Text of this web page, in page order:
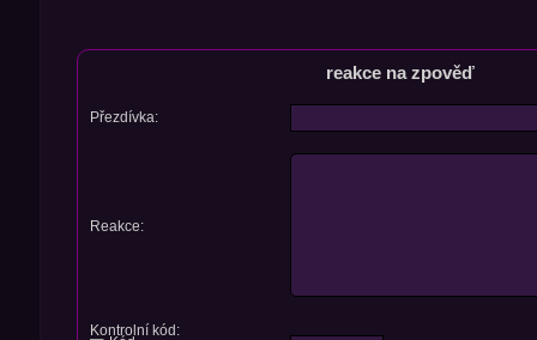
reakce na zpověď
Přezdívka:
Reakce:
Kontrolní kód: